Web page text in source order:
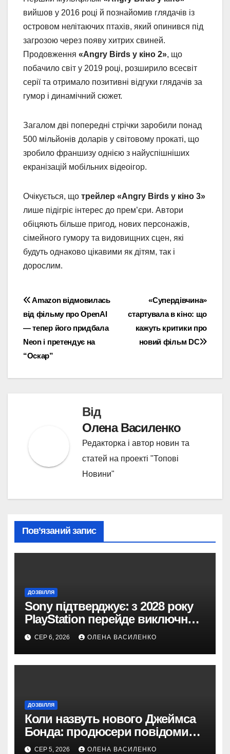
вийшов у 2016 році й познайомив глядачів із
островом нелітаючих птахів, який опинився під
загрозою через появу хитрих свиней.
Продовження «Angry Birds у кіно 2», що
побачило світ у 2019 році, розширило всесвіт
серії та отримало позитивні відгуки глядачів за
гумор і динамічний сюжет.
Загалом дві попередні стрічки заробили понад
500 мільйонів доларів у світовому прокаті, що
зробило франшизу однією з найуспішніших
екранізацій мобільних відеоігор.
Очікується, що трейлер «Angry Birds у кіно 3»
лише підігріє інтерес до прем’єри. Автори
обіцяють більше пригод, нових персонажів,
сімейного гумору та видовищних сцен, які
будуть однаково цікавими як дітям, так і
дорослим.
Навігація
записів
«Супердівчина»
стартувала в кіно: що
кажуть критики про
новий фільм DC
Amazon відмовилась
від фільму про OpenAI
— тепер його придбала
Neon і претендує на
“Оскар”
Від
Олена Василенко
Редакторка і автор новин та
статей на проекті "Топові
Новини"
Пов’язаний запис
ДОЗВІЛЛЯ
Sony підтверджує: з 2028 року
PlayStation перейде виключно
на цифрові ігри
СЕР 6, 2026 ОЛЕНА ВАСИЛЕНКО
ДОЗВІЛЛЯ
Коли назвуть нового Джеймса
Бонда: продюсери повідомили
про терміни кастингу
СЕР 5, 2026 ОЛЕНА ВАСИЛЕНКО